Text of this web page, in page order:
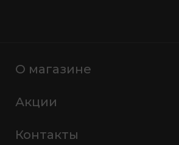
О магазине
Акции
Контакты